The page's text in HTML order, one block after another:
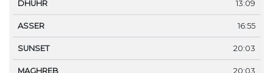
13:09
16:55
20:03
20:03